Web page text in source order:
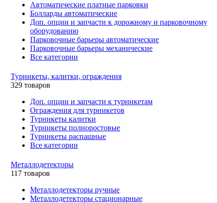
Автоматические платные парковки
Болларды автоматические
Доп. опции и запчасти к дорожному и парковочному
оборудованию
Парковочные барьеры автоматические
Парковочные барьеры механические
Все категории
Турникеты, калитки, ограждения
329 товаров
Доп. опции и запчасти к турникетам
Ограждения для турникетов
Турникеты калитки
Турникеты полноростовые
Турникеты распашные
Все категории
Металлодетекторы
117 товаров
Металлодетекторы ручные
Металлодетекторы стационарные